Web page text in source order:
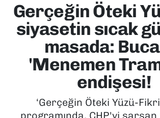
Gerçeğin Öteki
siyasetin sıcak
masada:
'Menemen
endişesi!
‘Gerçeğin Öteki Yüzü-
programında, CHP'yi
EKONOMİ
KÜLTÜR SANAT
MAGAZİN
POLİTİKA
Tüm Manşetler
Son Dakika Haberleri
Haber Arşivi